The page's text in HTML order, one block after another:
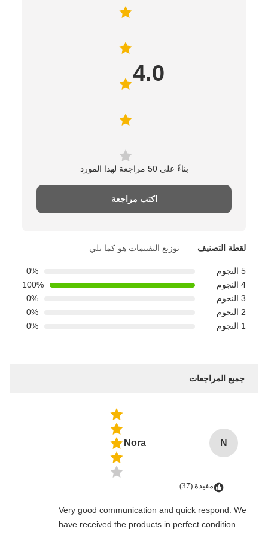
4.0
بناءً على 50 مراجعة لهذا المورد
اكتب مراجعة
لقطة التصنيف توزيع التقييمات هو كما يلي
5 النجوم
0%
4 النجوم
100%
3 النجوم
0%
2 النجوم
0%
1 النجوم
0%
جميع المراجعات
N
Nora
مفيدة (37)
Very good communication and quick respond. We
have received the products in perfect condition